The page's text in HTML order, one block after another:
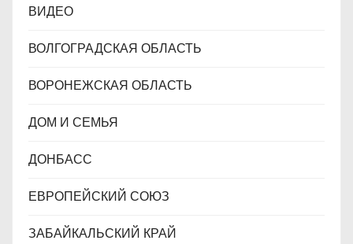
ВИДЕО
ВОЛГОГРАДСКАЯ ОБЛАСТЬ
ВОРОНЕЖСКАЯ ОБЛАСТЬ
ДОМ И СЕМЬЯ
ДОНБАСС
ЕВРОПЕЙСКИЙ СОЮЗ
ЗАБАЙКАЛЬСКИЙ КРАЙ